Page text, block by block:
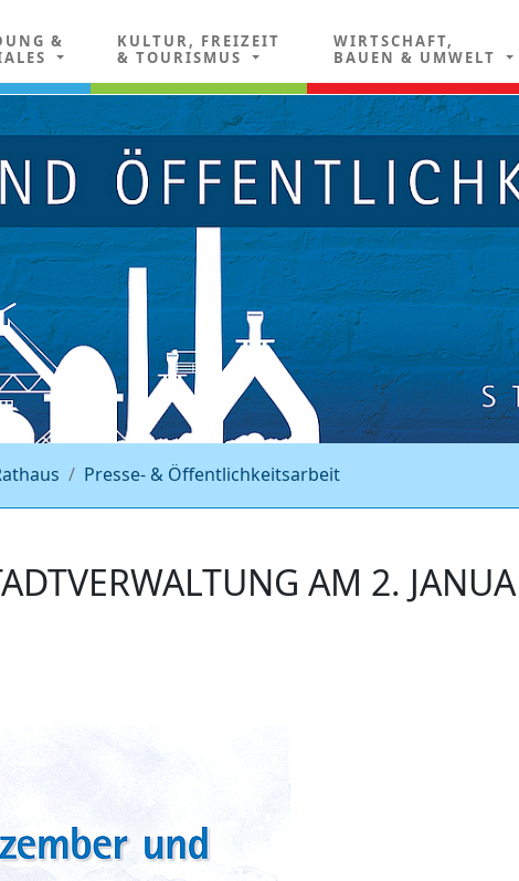
&
KULTUR, FREIZEIT
& TOURISMUS
WIRTSCHAFT,
BAUEN & UMWELT
Presse- & Öffentlichkeitsarbeit
AM 2.